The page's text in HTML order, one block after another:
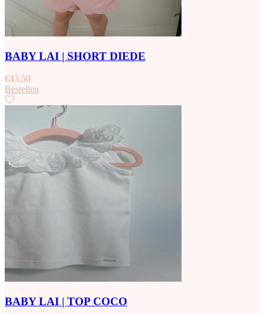
BABY LAI | SHORT DIEDE
€43,50
Bestellen
BABY LAI | TOP COCO